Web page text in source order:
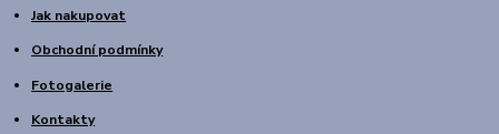
Jak nakupovat
Obchodní podmínky
Fotogalerie
Kontakty